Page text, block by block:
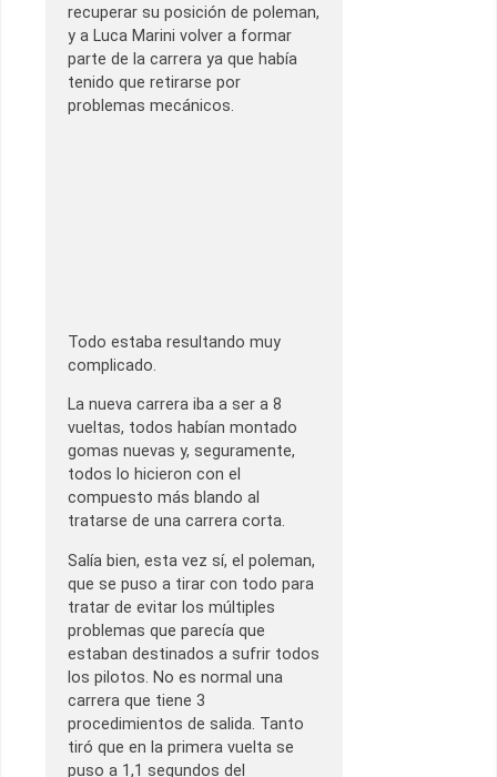
recuperar su posición de poleman,
y a Luca Marini volver a formar
parte de la carrera ya que había
tenido que retirarse por
problemas mecánicos.
Todo estaba resultando muy
complicado.
La nueva carrera iba a ser a 8
vueltas, todos habían montado
gomas nuevas y, seguramente,
todos lo hicieron con el
compuesto más blando al
tratarse de una carrera corta.
Salía bien, esta vez sí, el poleman,
que se puso a tirar con todo para
tratar de evitar los múltiples
problemas que parecía que
estaban destinados a sufrir todos
los pilotos. No es normal una
carrera que tiene 3
procedimientos de salida. Tanto
tiró que en la primera vuelta se
puso a 1,1 segundos del